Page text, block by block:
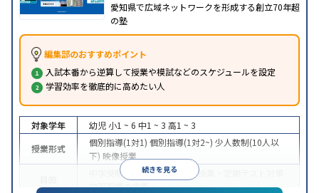
愛知県で広域ネットワークを形成する創立70年超
の塾
編集部のおすすめポイント
入試本番から逆算して授業や模試などのスケジュールを設定
学習効率を徹底的に高めたい人
続きを見る
対象学年 幼児 小1 ~ 6 中1 ~ 3 高1 ~ 3
授業形式
個別指導(1対1) 個別指導(1対2~) 少人数制(10人以
下) 映像授業
中学受験 高校受験大学受験
授業・定期テスト対策
学習習慣の定着